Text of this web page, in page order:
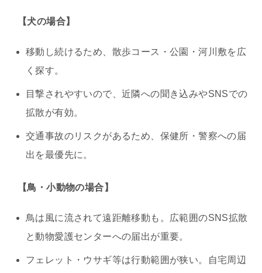
【犬の場合】
移動し続けるため、散歩コース・公園・河川敷を広
く探す。
目撃されやすいので、近隣への聞き込みやSNSでの
拡散が有効。
交通事故のリスクがあるため、保健所・警察への届
出を最優先に。
【鳥・小動物の場合】
鳥は風に流されて遠距離移動も。広範囲のSNS拡散
と動物愛護センターへの届出が重要。
フェレット・ウサギ等は行動範囲が狭い。自宅周辺